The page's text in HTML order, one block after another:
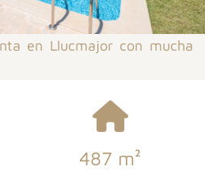
en Llucmajor con mucha
487 m²